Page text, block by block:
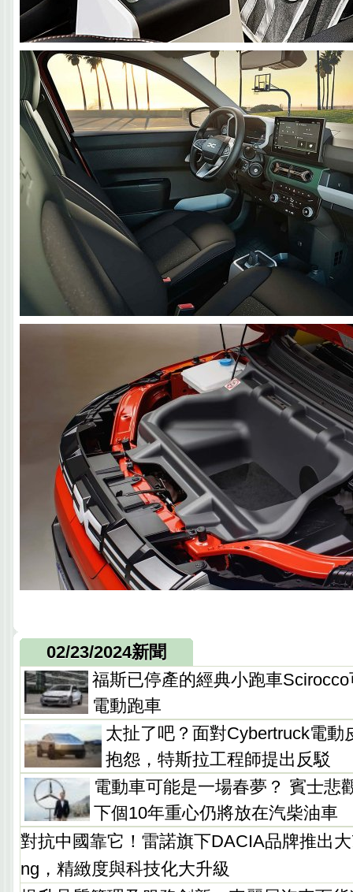
02/23/2024新聞
福斯已停產的經典小跑車
電動跑車
太扯了吧？面對Cybertruck電動
抱怨，特斯拉工程師提出反駁
電動車可能是一場春夢？ 賓士悲
下個10年重心仍將放在汽柴油車
對抗中國靠它！雷諾旗下DACIA品牌推出
ng，精緻度與科技化大升級